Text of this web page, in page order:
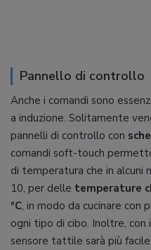
Pannello di controllo
Anche i comandi sono
a induzione. Solitamente
pannelli di controllo con
comandi soft-touch
di temperatura che in alcuni
10, per delle temperature
ºC, in modo da cucinare
ogni tipo di cibo. Inoltre,
sensore tattile sarà più